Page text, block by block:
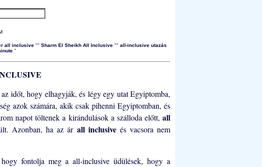
all inclusive "" Sharm El Sheikh All Inclusive "" all-inclusive utazás
"
időt, hogy elhagyják, és légy egy utat Egyiptomba,
azok számára, akik csak pihenni Egyiptomban, és
napot töltenek a kirándulások a szálloda előtt,all
Azonban, ha az ár all inclusive és vacsora nem
fontolja meg a all-inclusive üdülések, hogy a